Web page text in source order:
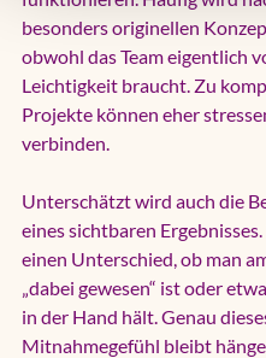
besonders originellen
obwohl das Team eigentlich
Leichtigkeit braucht. Zu
Projekte können eher
verbinden.
Unterschätzt wird auch die
eines sichtbaren
einen Unterschied, ob man
„dabei gewesen“ ist oder
in der Hand hält. Genau
Mitnahmegefühl bleibt